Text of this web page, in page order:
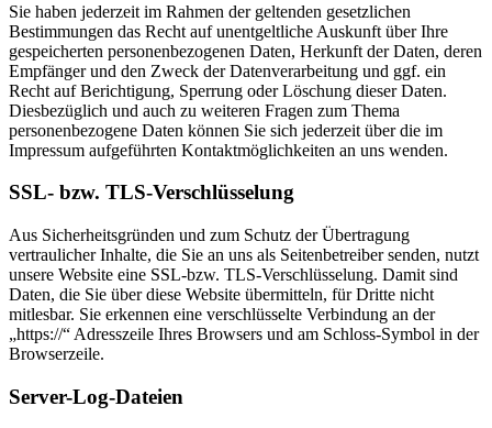
Sie haben jederzeit im Rahmen der geltenden gesetzlichen
Bestimmungen das Recht auf unentgeltliche Auskunft über Ihre
gespeicherten personenbezogenen Daten, Herkunft der Daten, deren
Empfänger und den Zweck der Datenverarbeitung und ggf. ein
Recht auf Berichtigung, Sperrung oder Löschung dieser Daten.
Diesbezüglich und auch zu weiteren Fragen zum Thema
personenbezogene Daten können Sie sich jederzeit über die im
Impressum aufgeführten Kontaktmöglichkeiten an uns wenden.
SSL- bzw. TLS-Verschlüsselung
Aus Sicherheitsgründen und zum Schutz der Übertragung
vertraulicher Inhalte, die Sie an uns als Seitenbetreiber senden, nutzt
unsere Website eine SSL-bzw. TLS-Verschlüsselung. Damit sind
Daten, die Sie über diese Website übermitteln, für Dritte nicht
mitlesbar. Sie erkennen eine verschlüsselte Verbindung an der
„https://“ Adresszeile Ihres Browsers und am Schloss-Symbol in der
Browserzeile.
Server-Log-Dateien